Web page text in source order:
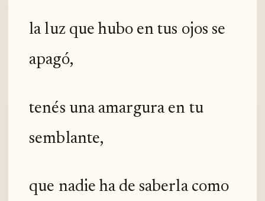
la luz que hubo en tus ojos se
apagó,
tenés una amargura en tu
semblante,
que nadie ha de saberla como